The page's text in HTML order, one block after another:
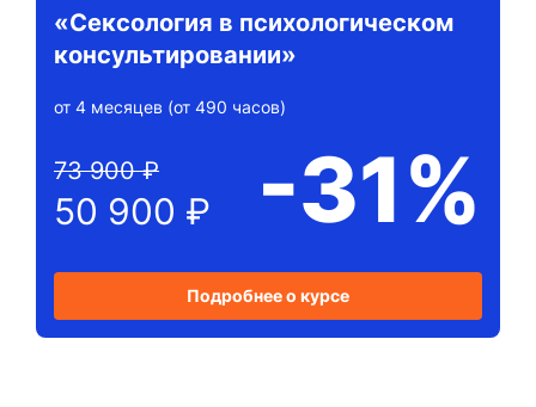
«Сексология в психологическом
консультировании»
от 4 месяцев (от 490 часов)
50 900 ₽
73 900 ₽ -31%
Подробнее о курсе